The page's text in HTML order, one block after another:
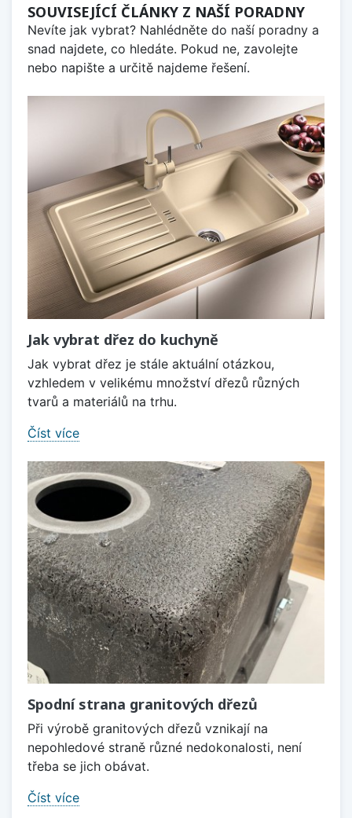
SOUVISEJÍCÍ ČLÁNKY Z NAŠÍ PORADNY
Nevíte jak vybrat? Nahlédněte do naší poradny a
snad najdete, co hledáte. Pokud ne, zavolejte
nebo napište a určitě najdeme řešení.
Jak vybrat dřez do kuchyně
Jak vybrat dřez je stále aktuální otázkou,
vzhledem v velikému množství dřezů různých
tvarů a materiálů na trhu.
Číst více
Spodní strana granitových dřezů
Při výrobě granitových dřezů vznikají na
nepohledové straně různé nedokonalosti, není
třeba se jich obávat.
Číst více